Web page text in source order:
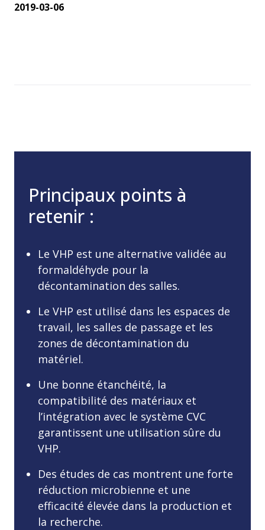
2019-03-06
Principaux points à
retenir :
Le VHP est une alternative validée au
formaldéhyde pour la
décontamination des salles.
Le VHP est utilisé dans les espaces de
travail, les salles de passage et les
zones de décontamination du
matériel.
Une bonne étanchéité, la
compatibilité des matériaux et
l’intégration avec le système CVC
garantissent une utilisation sûre du
VHP.
Des études de cas montrent une forte
réduction microbienne et une
efficacité élevée dans la production et
la recherche.